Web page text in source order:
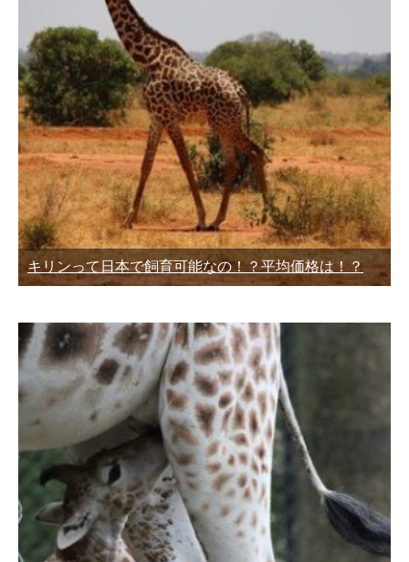
キリンって日本で飼育可能なの！？平均価格は！？